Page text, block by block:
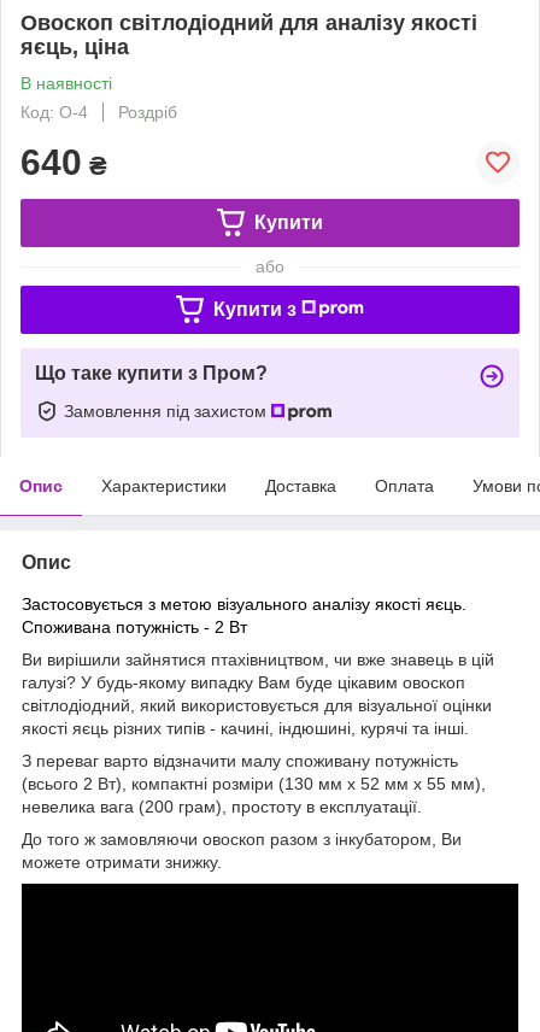
Овоскоп світлодіодний для аналізу якості
яєць, ціна
В наявності
Код: O-4
Роздріб
640 ₴
Купити
або
Купити з
Що таке купити з Пром?
Замовлення під захистом
Опис Характеристики Доставка Оплата Умови
Опис
Застосовується з метою візуального аналізу якості яєць.
Споживана потужність - 2 Вт
Ви вирішили зайнятися птахівництвом, чи вже знавець в цій
галузі? У будь-якому випадку Вам буде цікавим овоскоп
світлодіодний, який використовується для візуальної оцінки
якості яєць різних типів - качині, індюшині, курячі та інші.
З переваг варто відзначити малу споживану потужність
(всього 2 Вт), компактні розміри (130 мм х 52 мм х 55 мм),
невелика вага (200 грам), простоту в експлуатації.
До того ж замовляючи овоскоп разом з інкубатором, Ви
можете отримати знижку.